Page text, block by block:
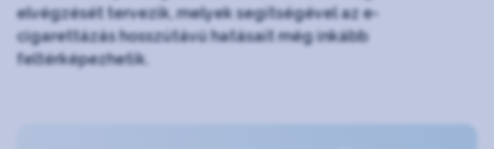
elvégzését tervezik, melyek segítségével az e-
cigarettázás hosszútávú hatásait még inkább
feltérképezhetik.